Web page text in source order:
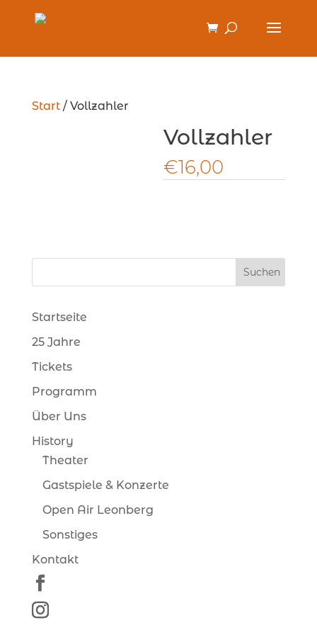
Start/ Vollzahler
Vollzahler
€16,00
Startseite
25 Jahre
Tickets
Programm
Über Uns
History
Theater
Gastspiele & Konzerte
Open Air Leonberg
Sonstiges
Kontakt